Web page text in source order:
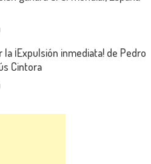
la ¡Expulsión inmediata! de Pedro
Cintora